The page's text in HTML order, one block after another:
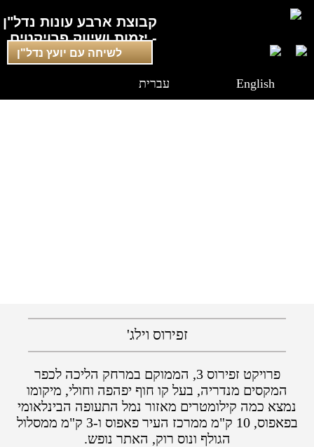
קבוצת ארבע עונות נדל"ן
- יזמות ושיווק פרויקטים
לשיחה עם יועץ נדל"ן
English עברית
זפירוס וילג'
פרויקט זפירוס 3, הממוקם במרחק הליכה לכפר
המקסים מנדריה, בעל קו חוף יפהפה וחולי, מיקומו
נמצא כמה קילומטרים מאזור נמל התעופה הבינלאומי
בפאפוס, 10 ק"מ ממרכז העיר פאפוס ו-3 ק"מ ממסלול
הגולף ונוס רוק, האתר נופש.